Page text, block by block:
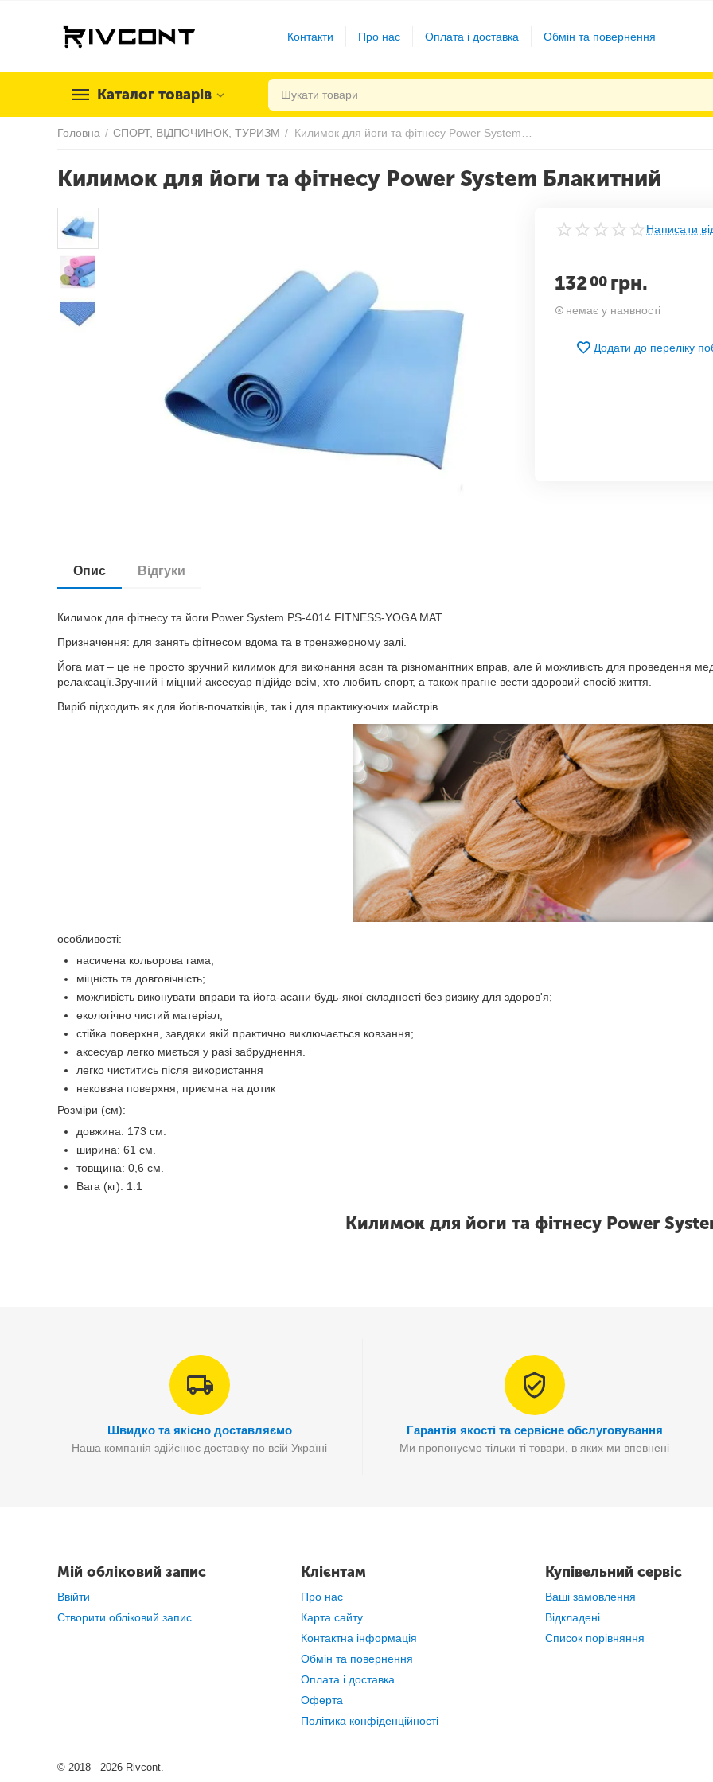
Контакти Про нас Оплата і доставка Обмін та повернення
Каталог товарів
Головна / СПОРТ, ВІДПОЧИНОК, ТУРИЗМ /
Килимок для йоги та фітнесу Power System Блакитний
Написати
13200 грн.
немає у наявності
Додати до переліку
Опис Відгуки
Килимок для фітнесу та йоги Power System PS-4014 FITNESS-YOGA MAT
Призначення: для занять фітнесом вдома та в тренажерному залі.
Йога мат – це не просто зручний килимок для виконання асан та різноманітних вправ, але й можливість для проведення
релаксації.Зручний і міцний аксесуар підійде всім, хто любить спорт, а також прагне вести здоровий спосіб життя.
Виріб підходить як для йогів-початківців, так і для практикуючих майстрів.
особливості:
насичена кольорова гама;
міцність та довговічність;
можливість виконувати вправи та йога-асани будь-якої складності без ризику для здоров'я;
екологічно чистий матеріал;
стійка поверхня, завдяки якій практично виключається ковзання;
аксесуар легко миється у разі забруднення.
легко чиститись після використання
нековзна поверхня, приємна на дотик
Розміри (см):
довжина: 173 см.
ширина: 61 см.
товщина: 0,6 см.
Вага (кг): 1.1
Килимок для йоги та фітнесу Power
Швидко та якісно доставляємо
Наша компанія здійснює доставку по всій Україні
Гарантія якості та сервісне обслуговування
Ми пропонуємо тільки ті товари, в яких ми впевнені
Мій обліковий запис
Ввійти
Створити обліковий запис
Клієнтам
Про нас
Карта сайту
Контактна інформація
Обмін та повернення
Оплата і доставка
Оферта
Політика конфіденційності
Купівельний сервіс
Ваші замовлення
Відкладені
Список порівняння
© 2018 - 2026 Rivcont.